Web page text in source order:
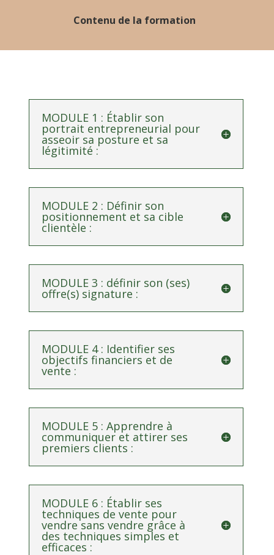
Contenu de la formation
MODULE 1 : Établir son
portrait entrepreneurial pour
asseoir sa posture et sa
légitimité :
MODULE 2 : Définir son
positionnement et sa cible
clientèle :
MODULE 3 : définir son (ses)
offre(s) signature :
MODULE 4 : Identifier ses
objectifs financiers et de
vente :
MODULE 5 : Apprendre à
communiquer et attirer ses
premiers clients :
MODULE 6 : Établir ses
techniques de vente pour
vendre sans vendre grâce à
des techniques simples et
efficaces :